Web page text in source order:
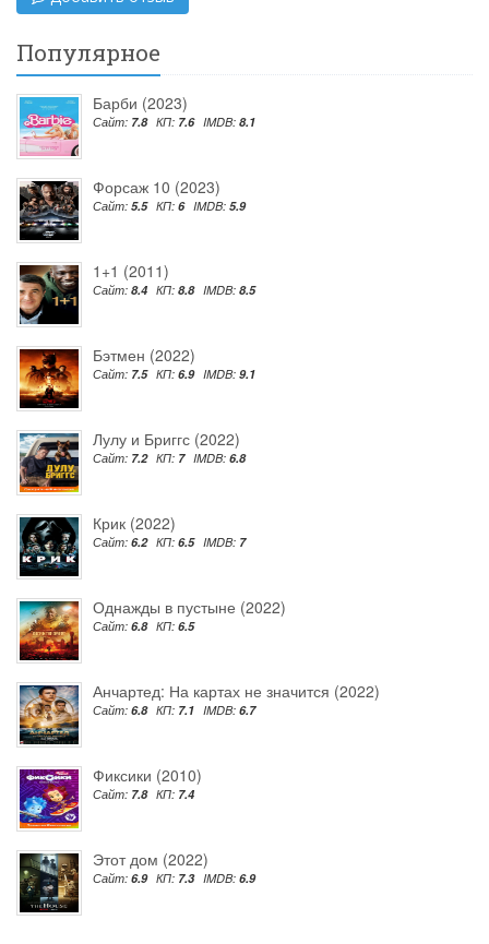
Популярное
Барби (2023)
Сайт: 7.8 КП: 7.6 IMDB: 8.1
Форсаж 10 (2023)
Сайт: 5.5 КП: 6 IMDB: 5.9
1+1 (2011)
Сайт: 8.4 КП: 8.8 IMDB: 8.5
Бэтмен (2022)
Сайт: 7.5 КП: 6.9 IMDB: 9.1
Лулу и Бриггс (2022)
Сайт: 7.2 КП: 7 IMDB: 6.8
Крик (2022)
Сайт: 6.2 КП: 6.5 IMDB: 7
Однажды в пустыне (2022)
Сайт: 6.8 КП: 6.5
Анчартед: На картах не значится (2022)
Сайт: 6.8 КП: 7.1 IMDB: 6.7
Фиксики (2010)
Сайт: 7.8 КП: 7.4
Этот дом (2022)
Сайт: 6.9 КП: 7.3 IMDB: 6.9